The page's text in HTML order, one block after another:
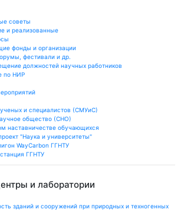
советы
и реализованные
фонды и организации
фестивали и др.
должностей научных работников
по НИР
и специалистов (СМУиС)
общество (СНО)
наставничестве обучающихся
"Наука и университеты"
WayCarbon ГГНТУ
ГГНТУ
и лаборатории
зданий и сооружений при природных и техногенных